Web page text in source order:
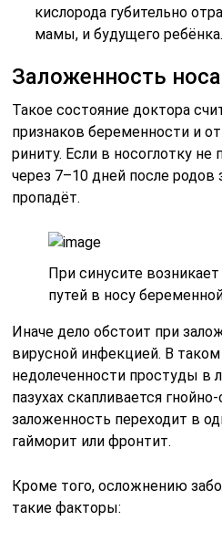
кислорода губительно
мамы, и будущего ребёнка.
Заложенность
Такое состояние доктора
признаков беременности и
риниту. Если в носоглотку
через 7–10 дней после родов
пропадёт.
При синусите
путей в носу
Иначе дело обстоит при
вирусной инфекцией. В
недолеченности простуды в
пазухах скапливается
заложенность переходит в
гайморит или фронтит.
Кроме того, осложнению
такие факторы: